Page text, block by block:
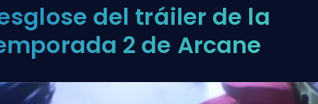
del tráiler de la
2 de Arcane